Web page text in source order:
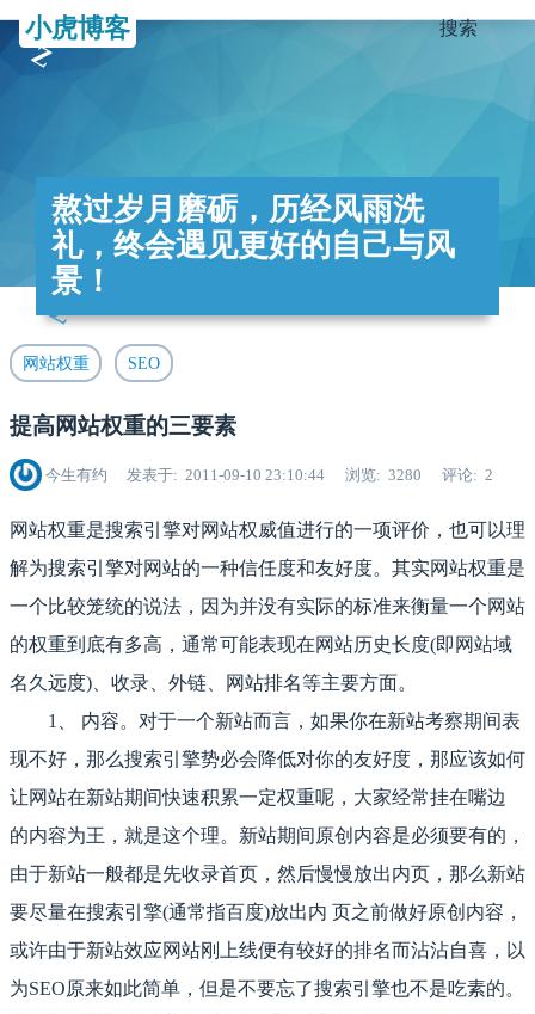
小虎博客 搜索
熬过岁月磨砺，历经风雨洗
礼，终会遇见更好的自己与风
景！
网站权重 SEO
提高网站权重的三要素
今生有约 发表于 2011-09-10 23:10:44 浏览 3280 评论 2
网站权重是搜索引擎对网站权威值进行的一项评价，也可以理
解为搜索引擎对网站的一种信任度和友好度。其实网站权重是
一个比较笼统的说法，因为并没有实际的标准来衡量一个网站
的权重到底有多高，通常可能表现在网站历史长度(即网站域
名久远度)、收录、外链、网站排名等主要方面。
1、 内容。对于一个新站而言，如果你在新站考察期间表
现不好，那么搜索引擎势必会降低对你的友好度，那应该如何
让网站在新站期间快速积累一定权重呢，大家经常挂在嘴边
的内容为王，就是这个理。新站期间原创内容是必须要有的，
由于新站一般都是先收录首页，然后慢慢放出内页，那么新站
要尽量在搜索引擎(通常指百度)放出内 页之前做好原创内容，
或许由于新站效应网站刚上线便有较好的排名而沾沾自喜，以
为SEO原来如此简单，但是不要忘了搜索引擎也不是吃素的。